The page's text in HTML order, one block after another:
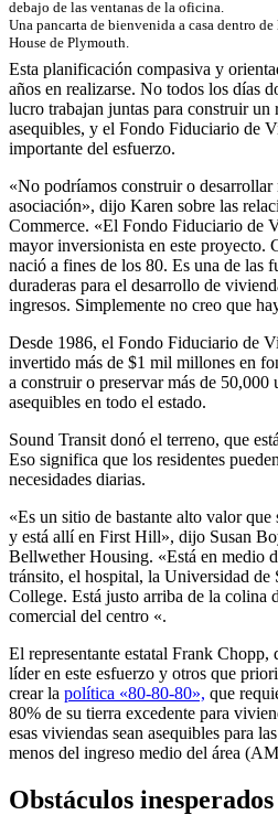
Una pancarta de bienvenida a casa dentro
House de Plymouth.
Esta planificación compasiva y
años en realizarse. No todos los días
lucro trabajan juntas para construir un
asequibles, y el Fondo Fiduciario de
importante del esfuerzo.
«No podríamos construir o desarrollar
asociación», dijo Karen sobre las
Commerce. «El Fondo Fiduciario de
mayor inversionista en este proyecto.
nació a fines de los 80. Es una de las
duraderas para el desarrollo de
ingresos. Simplemente no creo que
Desde 1986, el Fondo Fiduciario de
invertido más de $1 mil millones en
a construir o preservar más de 50,000
asequibles en todo el estado.
Sound Transit donó el terreno, que
Eso significa que los residentes
necesidades diarias.
«Es un sitio de bastante alto valor
y está allí en First Hill», dijo Susan
Bellwether Housing. «Está en medio
tránsito, el hospital, la Universidad de
College. Está justo arriba de la colina
comercial del centro «.
El representante estatal Frank Chopp,
líder en este esfuerzo y otros que
crear la política «80-80-80», que
80% de su tierra excedente para
esas viviendas sean asequibles para
menos del ingreso medio del área
Obstáculos inesperados